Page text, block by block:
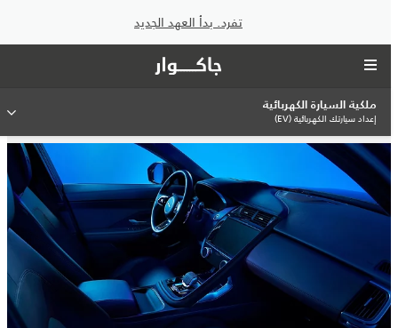
تفرد. بدأ العهد الجديد
ملكية السيارة الكهربائية
إعداد سيارتك الكهربائية (EV)